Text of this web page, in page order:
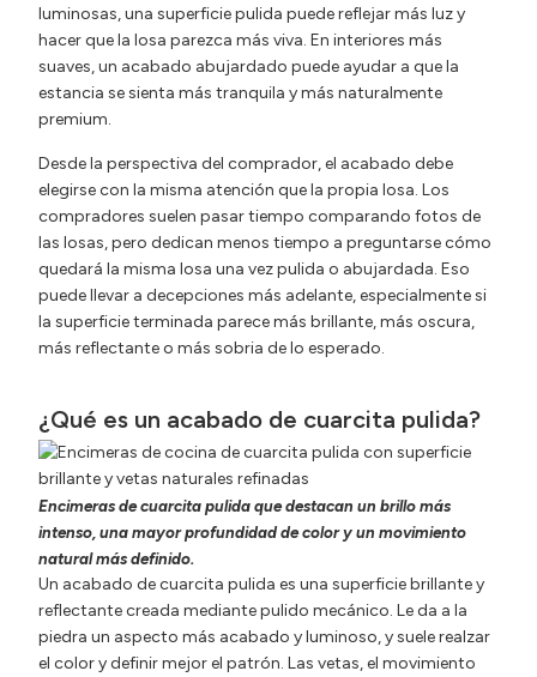
luminosas, una superficie pulida puede reflejar más luz y
hacer que la losa parezca más viva. En interiores más
suaves, un acabado abujardado puede ayudar a que la
estancia se sienta más tranquila y más naturalmente
premium.
Desde la perspectiva del comprador, el acabado debe
elegirse con la misma atención que la propia losa. Los
compradores suelen pasar tiempo comparando fotos de
las losas, pero dedican menos tiempo a preguntarse cómo
quedará la misma losa una vez pulida o abujardada. Eso
puede llevar a decepciones más adelante, especialmente si
la superficie terminada parece más brillante, más oscura,
más reflectante o más sobria de lo esperado.
¿Qué es un acabado de cuarcita pulida?
Encimeras de cuarcita pulida que destacan un brillo más
intenso, una mayor profundidad de color y un movimiento
natural más definido.
Un acabado de cuarcita pulida es una superficie brillante y
reflectante creada mediante pulido mecánico. Le da a la
piedra un aspecto más acabado y luminoso, y suele realzar
el color y definir mejor el patrón. Las vetas, el movimiento